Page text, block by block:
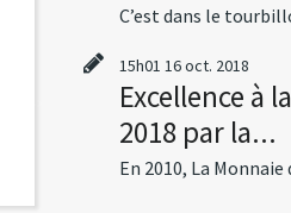
C’est dans le
15h01 16oct. 2018
Excellence à
2018 par la...
En 2010, La Monnaie